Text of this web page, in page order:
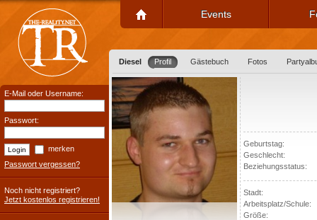
Events
Diesel Profil Gästebuch Fotos
Geburtstag:
Geschlecht:
Beziehungsstatus:
Stadt:
Arbeitsplatz/Schule:
Größe:
E-Mail oder Username:
Passwort:
merken
Passwort vergessen?
Noch nicht registriert?
Jetzt kostenlos registrieren!